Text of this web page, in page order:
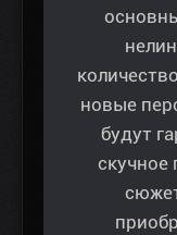
новые
будут
скучное